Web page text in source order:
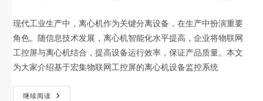
现代工业生产中，离心机作为关键分离设备，在生产中扮演重要
角色。随信息技术发展，离心机智能化水平提高，企业将物联网
工控屏与离心机结合，提高设备运行效率，保证产品质量。本文
为大家介绍基于宏集物联网工控屏的离心机设备监控系统
继续阅读